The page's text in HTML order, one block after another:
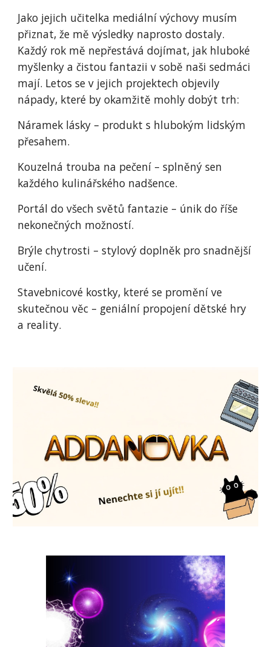
Jako jejich učitelka mediální výchovy musím
přiznat, že mě výsledky naprosto dostaly.
Každý rok mě nepřestává dojímat, jak hluboké
myšlenky a čistou fantazii v sobě naši sedmáci
mají. Letos se v jejich projektech objevily
nápady, které by okamžitě mohly dobýt trh:
Náramek lásky – produkt s hlubokým lidským
přesahem.
Kouzelná trouba na pečení – splněný sen
každého kulinářského nadšence.
Portál do všech světů fantazie – únik do říše
nekonečných možností.
Brýle chytrosti – stylový doplněk pro snadnější
učení.
Stavebnicové kostky, které se promění ve
skutečnou věc – geniální propojení dětské hry
a reality.